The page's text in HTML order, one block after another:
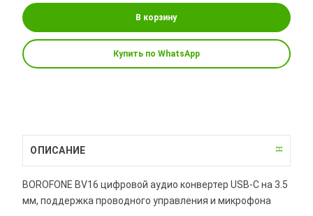
В корзину
Купить по WhatsApp
ОПИСАНИЕ
BOROFONE BV16 цифровой аудио конвертер USB-C на 3.5
мм, поддержка проводного управления и микрофона